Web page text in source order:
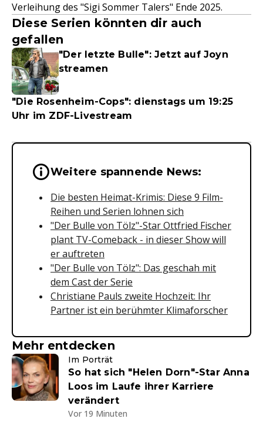
Verleihung des "Sigi Sommer Talers" Ende 2025.
Diese Serien könnten dir auch
gefallen
"Der letzte Bulle": Jetzt auf Joyn
streamen
"Die Rosenheim-Cops": dienstags um 19:25
Uhr im ZDF-Livestream
Wichtige Hinweise &
Weitere spannende News:
Die besten Heimat-Krimis: Diese 9 Film-
Reihen und Serien lohnen sich
"Der Bulle von Tölz"-Star Ottfried Fischer
plant TV-Comeback - in dieser Show will
er auftreten
"Der Bulle von Tölz": Das geschah mit
dem Cast der Serie
Christiane Pauls zweite Hochzeit: Ihr
Partner ist ein berühmter Klimaforscher
Mehr entdecken
Im Porträt
So hat sich "Helen Dorn"-Star Anna
Loos im Laufe ihrer Karriere
verändert
Vor 19 Minuten